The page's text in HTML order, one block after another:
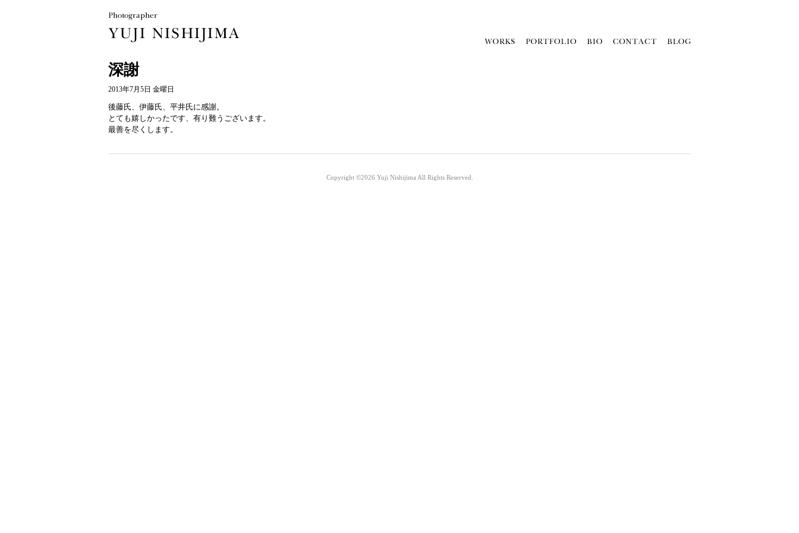
深謝
2013年7月5日 金曜日
後藤氏、伊藤氏、平井氏に感謝。
とても嬉しかったです、有り難うございます。
最善を尽くします。
Copyright ©2026 Yuji Nishijima All Rights Reserved.